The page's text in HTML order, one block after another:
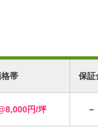
帯 保証
円/坪 －